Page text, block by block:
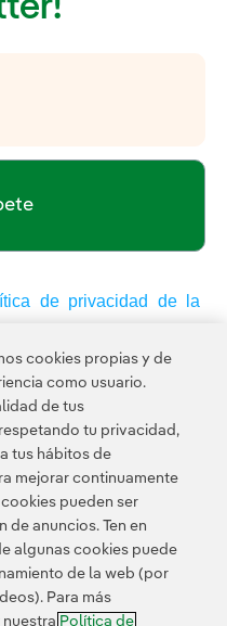
de privacidad de la
abre en ventana nueva.
reCAPTCHA y se aplican la
Términos de servicio
Información legal
Política de cookies
Canal de denuncias
cookies propias y de
como usuario.
de tus
tu privacidad,
tus hábitos de
mejorar continuamente
pueden ser
de anuncios. Ten en
algunas cookies puede
de la web (por
Para más
Política de